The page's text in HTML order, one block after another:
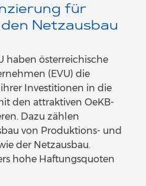
für
Netzausbau
haben österreichische
(EVU) die
Investitionen in die
den attraktiven OeKB-
Dazu zählen
von Produktions- und
der Netzausbau.
hohe Haftungsquoten